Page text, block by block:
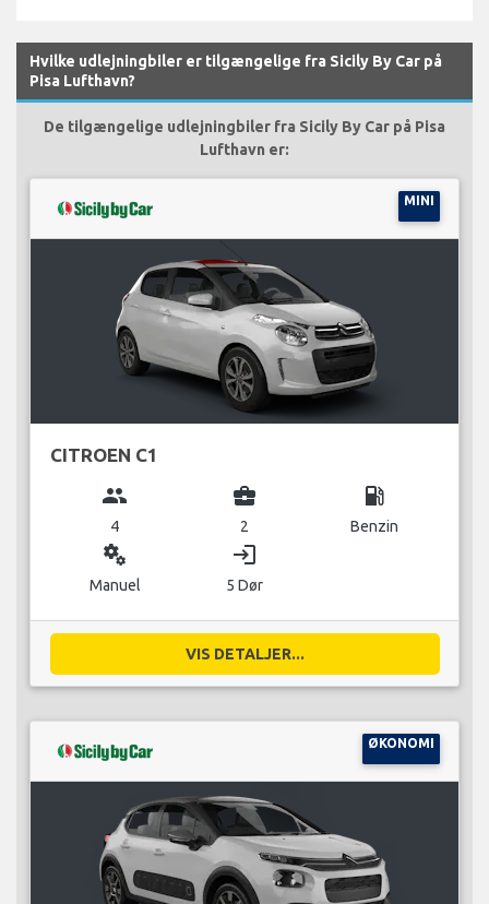
Hvilke udlejningbiler er tilgængelige fra Sicily By Car på
Pisa Lufthavn?
De tilgængelige udlejningbiler fra Sicily By Car på Pisa
Lufthavn er:
MINI
CITROEN C1
group
4
business_center
2
local_gas_station
Benzin
miscellaneous_services
Manuel
login
5 Dør
VIS DETALJER...
ØKONOMI